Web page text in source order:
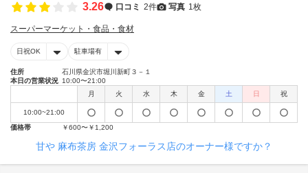
3.26 口コミ 2件 写真 1枚
スーパーマーケット・食品・食材
日祝OK 駐車場有
住所
石川県金沢市堀川新町３－１
本日の営業状況 10:00〜21:00
月
火 水 木 金 土 日 祝
10:00~21:00
価格帯
￥600〜￥1,200
甘や 麻布茶房 金沢フォーラス店のオーナー様ですか？